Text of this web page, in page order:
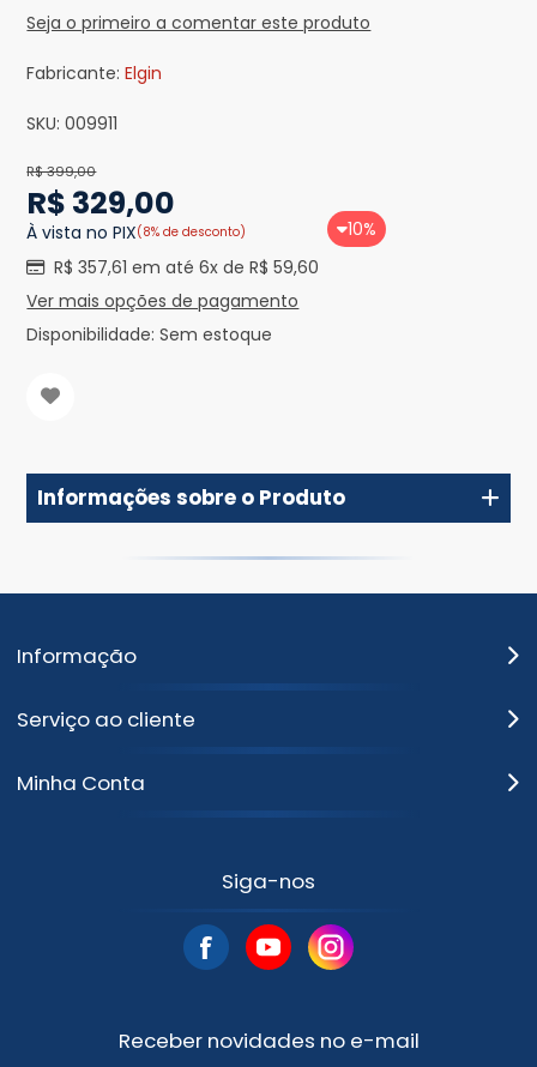
Seja o primeiro a comentar este produto
Fabricante: Elgin
SKU: 009911
R$ 399,00
R$ 329,00
À vista no PIX(8% de desconto)
R$ 357,61 em até 6x de R$ 59,60
Ver mais opções de pagamento
10%
Disponibilidade: Sem estoque
Informações sobre o Produto
Informação
Serviço ao cliente
Minha Conta
Siga-nos
Receber novidades no e-mail